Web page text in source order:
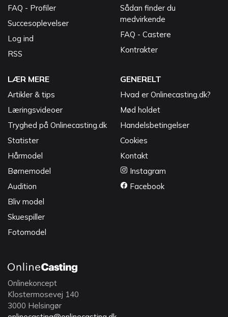
FAQ - Profiler
Succesoplevelser
Log ind
RSS
Sådan finder du
medvirkende
FAQ - Castere
Kontrakter
LÆR MERE
Artikler & tips
Læringsvideoer
Tryghed på Onlinecasting.dk
Statister
Hårmodel
Børnemodel
Audition
Bliv model
Skuespiller
Fotomodel
GENERELT
Hvad er Onlinecasting.dk?
Mød holdet
Handelsbetingelser
Cookies
Kontakt
Instagram
Facebook
Onlinekoncept
Klostermosevej 140
3000 Helsingør